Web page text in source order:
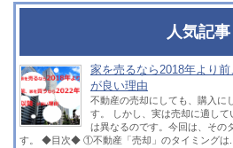
人気記事
家を売るなら2018年より
が良い理由
不動産の売却にしても、購入に
す。 しかし、実は売却に適し
は異なるのです。今回は、その
す。 ◆目次◆ ①不動産「売却」のタイミングは...